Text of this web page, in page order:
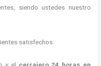
siendo ustedes nuestro
satisfechos.